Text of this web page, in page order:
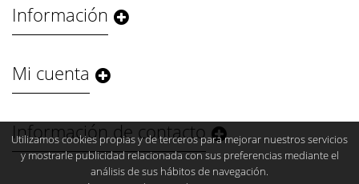
Información
Mi cuenta
Información de contacto
Utilizamos cookies propias y de terceros para mejorar nuestros servicios
y mostrarle publicidad relacionada con sus preferencias mediante el
análisis de sus hábitos de navegación.